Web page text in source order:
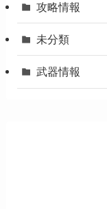
攻略情報
未分類
武器情報